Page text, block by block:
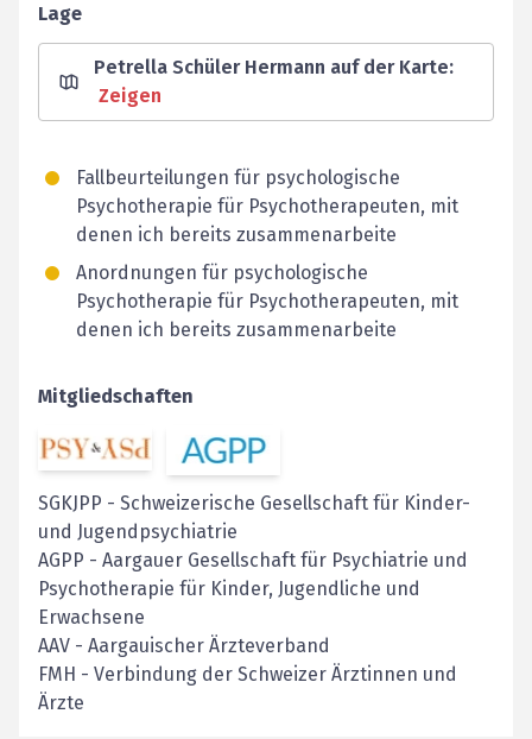
Lage
Petrella Schüler Hermann auf der Karte:
Zeigen
Fallbeurteilungen für psychologische
Psychotherapie für Psychotherapeuten, mit
denen ich bereits zusammenarbeite
Anordnungen für psychologische
Psychotherapie für Psychotherapeuten, mit
denen ich bereits zusammenarbeite
Mitgliedschaften
SGKJPP - Schweizerische Gesellschaft für Kinder-
und Jugendpsychiatrie
AGPP - Aargauer Gesellschaft für Psychiatrie und
Psychotherapie für Kinder, Jugendliche und
Erwachsene
AAV - Aargauischer Ärzteverband
FMH - Verbindung der Schweizer Ärztinnen und
Ärzte